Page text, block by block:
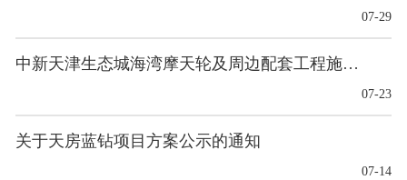
07-29
中新天津生态城海湾摩天轮及周边配套工程施工-基础工程
07-23
关于天房蓝钻项目方案公示的通知
07-14